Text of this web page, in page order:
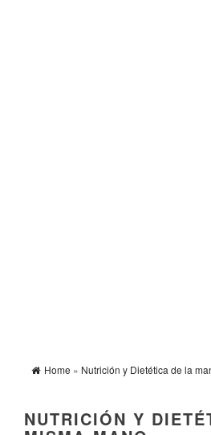
Home » Nutrición y Dietética de la
NUTRICIÓN Y